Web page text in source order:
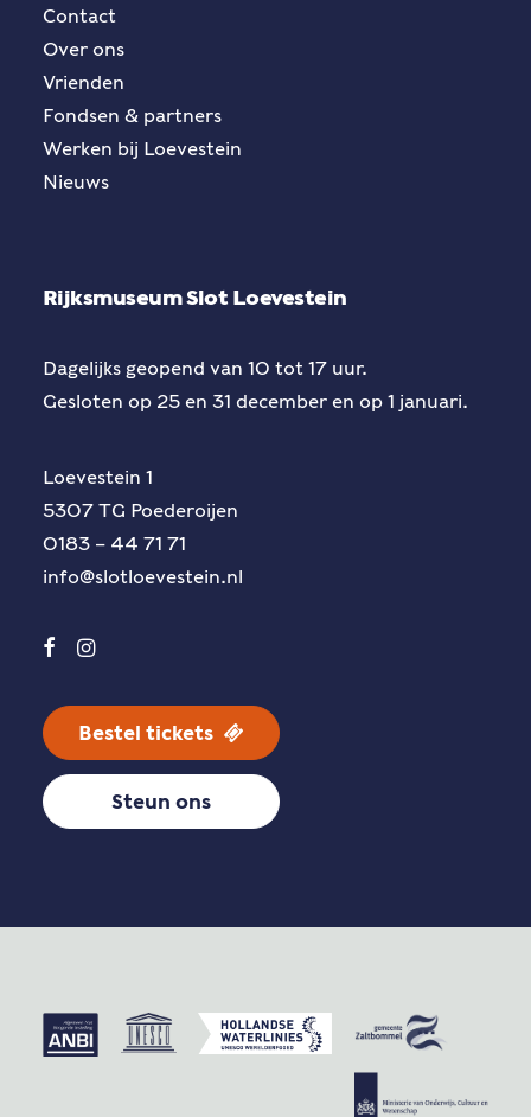
Contact
Over ons
Vrienden
Fondsen & partners
Werken bij Loevestein
Nieuws
Rijksmuseum Slot Loevestein
Dagelijks geopend van 10 tot 17 uur.
Gesloten op 25 en 31 december en op 1 januari.
Loevestein 1
5307 TG Poederoijen
0183 – 44 71 71
info@slotloevestein.nl
Bestel tickets
Steun ons